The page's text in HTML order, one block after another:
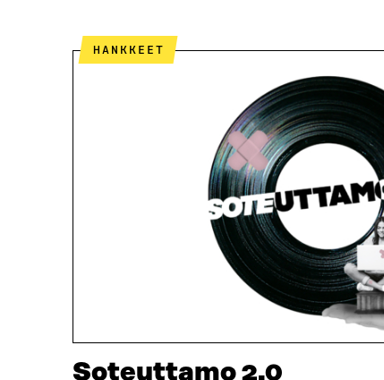
HANKKEET
Soteuttamo 2.0